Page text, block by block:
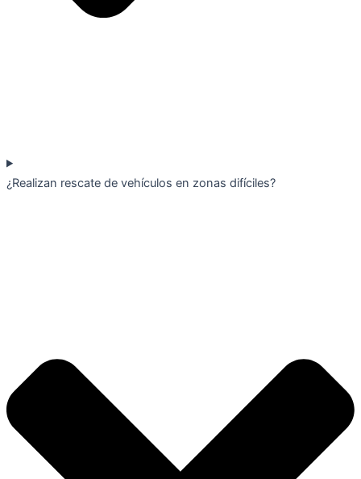
¿Realizan rescate de vehículos en zonas difíciles?